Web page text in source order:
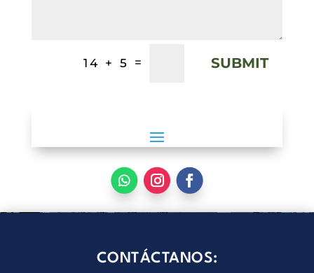
14 + 5 = SUBMIT
CONTÁCTANOS: